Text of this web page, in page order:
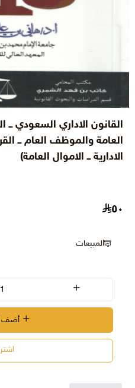
القانون الاداري السعودي ــ
العامة والموظف العام ــ
الادارية ــ الاموال العامة)
٥٠
المبيعات